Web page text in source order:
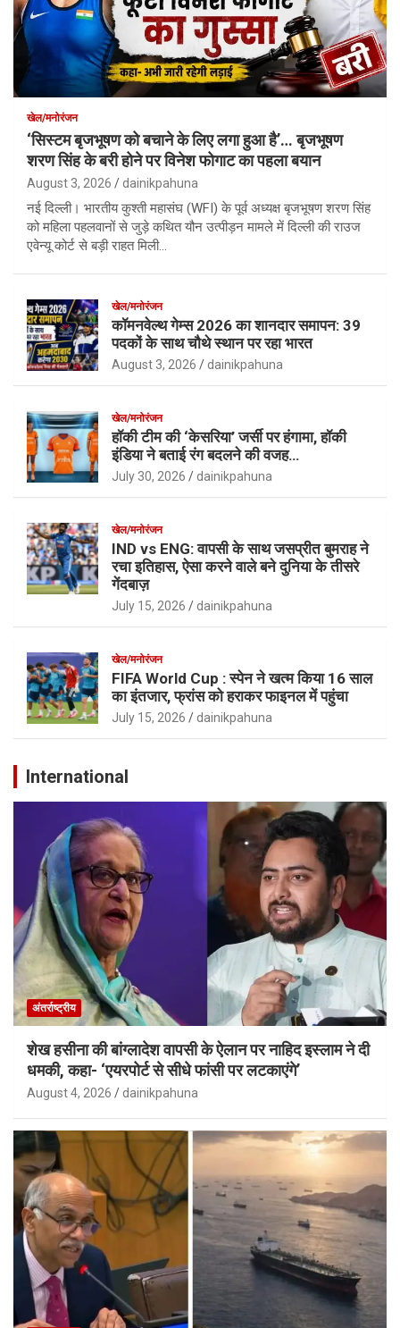
खेल/मनोरंजन
‘सिस्टम बृजभूषण को बचाने के लिए लगा हुआ है’… बृजभूषण
शरण सिंह के बरी होने पर विनेश फोगाट का पहला बयान
August 3, 2026 dainikpahuna
नई दिल्ली। भारतीय कुश्ती महासंघ (WFI) के पूर्व अध्यक्ष बृजभूषण शरण सिंह
को महिला पहलवानों से जुड़े कथित यौन उत्पीड़न मामले में दिल्ली की राउज
एवेन्यू कोर्ट से बड़ी राहत मिली…
खेल/मनोरंजन
कॉमनवेल्थ गेम्स 2026 का शानदार समापन: 39
पदकों के साथ चौथे स्थान पर रहा भारत
August 3, 2026 dainikpahuna
खेल/मनोरंजन
हॉकी टीम की ‘केसरिया’ जर्सी पर हंगामा, हॉकी
इंडिया ने बताई रंग बदलने की वजह…
July 30, 2026 dainikpahuna
खेल/मनोरंजन
IND vs ENG: वापसी के साथ जसप्रीत बुमराह ने
रचा इतिहास, ऐसा करने वाले बने दुनिया के तीसरे
गेंदबाज़
July 15, 2026 dainikpahuna
खेल/मनोरंजन
FIFA World Cup : स्पेन ने खत्म किया 16 साल
का इंतजार, फ्रांस को हराकर फाइनल में पहुंचा
July 15, 2026 dainikpahuna
International
अंतर्राष्ट्रीय
शेख हसीना की बांग्लादेश वापसी के ऐलान पर नाहिद इस्लाम ने दी
धमकी, कहा- ‘एयरपोर्ट से सीधे फांसी पर लटकाएंगे’
August 4, 2026 dainikpahuna